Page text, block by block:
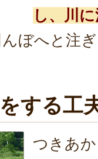
し、川
ぼへと注
する工
つきあ